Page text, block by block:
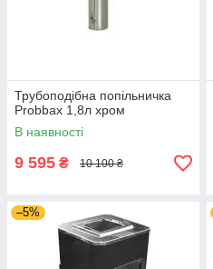
Трубоподібна попільничка
Probbax 1,8л хром
В наявності
9 595 ₴ 10 100 ₴
–5%